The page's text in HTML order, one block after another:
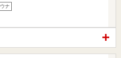
ナ